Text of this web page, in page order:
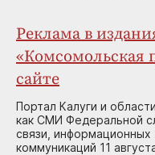
Реклама в
«Комсомольская
сайте
Портал Калуги и
как СМИ Федеральной
связи, информационных
коммуникаций 11